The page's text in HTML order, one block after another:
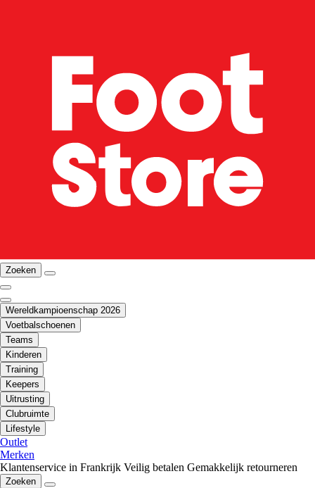
Zoeken
Wereldkampioenschap 2026
Voetbalschoenen
Teams
Kinderen
Training
Keepers
Uitrusting
Clubruimte
Lifestyle
Outlet
Merken
Klantenservice in Frankrijk Veilig betalen Gemakkelijk retourneren
Zoeken